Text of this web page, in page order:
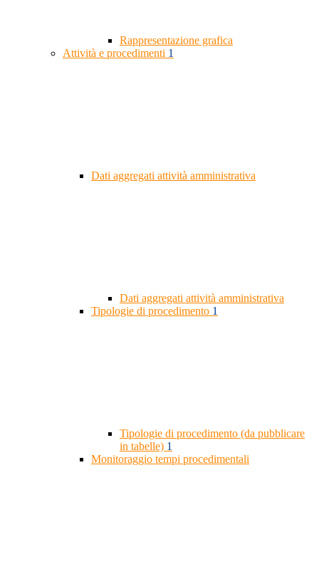
Rappresentazione grafica
Attività e procedimenti 1
Dati aggregati attività amministrativa
Dati aggregati attività amministrativa
Tipologie di procedimento 1
Tipologie di procedimento (da pubblicare
in tabelle) 1
Monitoraggio tempi procedimentali